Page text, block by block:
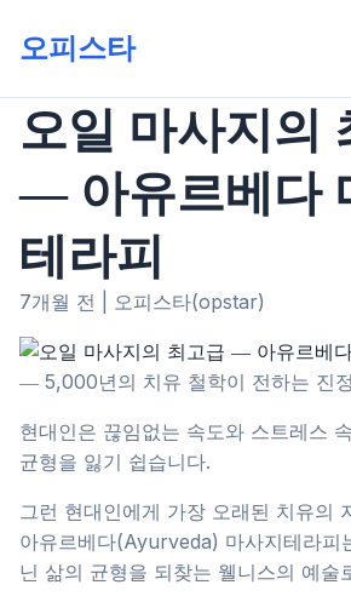
오피스타
오일 마사지의
― 아유르베다
테라피
7개월 전 오피스타(opstar)
― 5,000년의 치유 철학이 전하는 진
현대인은 끊임없는 속도와 스트레스
균형을 잃기 쉽습니다.
그런 현대인에게 가장 오래된 치유의
아유르베다(Ayurveda) 마사지테라피
닌 삶의 균형을 되찾는 웰니스의 예술